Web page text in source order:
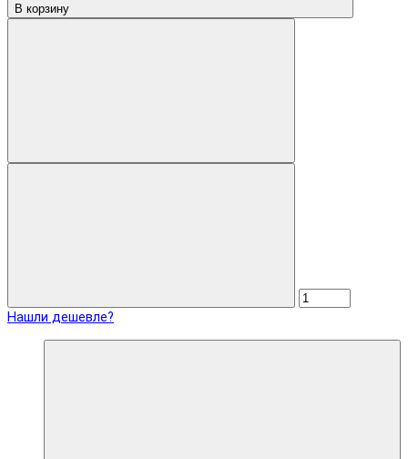
В корзину
Нашли дешевле?